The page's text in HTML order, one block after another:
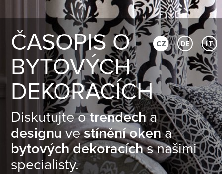
ČASOPIS O
BYTOVÝCH
DEKORACÍCH
Diskutujte otrendecha
designuvestínění okena
bytových dekoracíchs našimi
specialisty.
CZ DE IT